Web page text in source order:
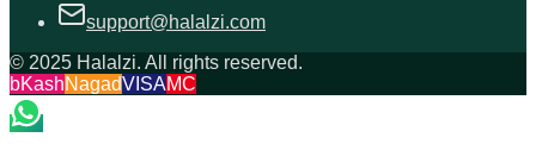
support@halalzi.com
© 2025 Halalzi. All rights reserved.
bKashNagadVISAMC